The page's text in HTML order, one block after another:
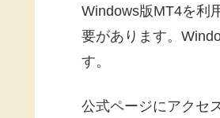
Windows版MT4を利
要があります。
す。
公式ページにアクセ